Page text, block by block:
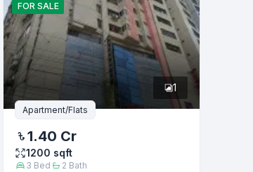
FOR SALE
1
Apartment/Flats
1.40 Cr
1200 sqft
3 Bed 2 Bath